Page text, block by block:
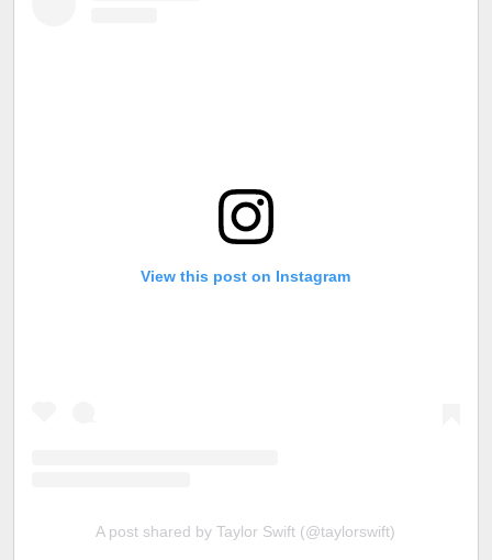
View this post on Instagram
A post shared by Taylor Swift (@taylorswift)